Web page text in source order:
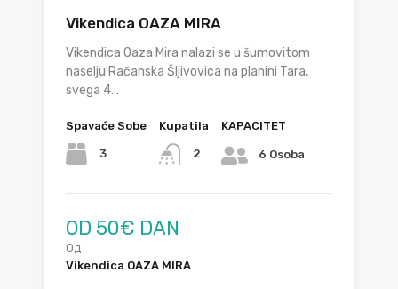
Vikendica OAZA MIRA
Vikendica Oaza Mira nalazi se u šumovitom
naselju Račanska Šljivovica na planini Tara,
svega 4…
Spavaće Sobe
3
Kupatila
2
KAPACITET
6 Osoba
OD 50€ DAN
Од
Vikendica OAZA MIRA